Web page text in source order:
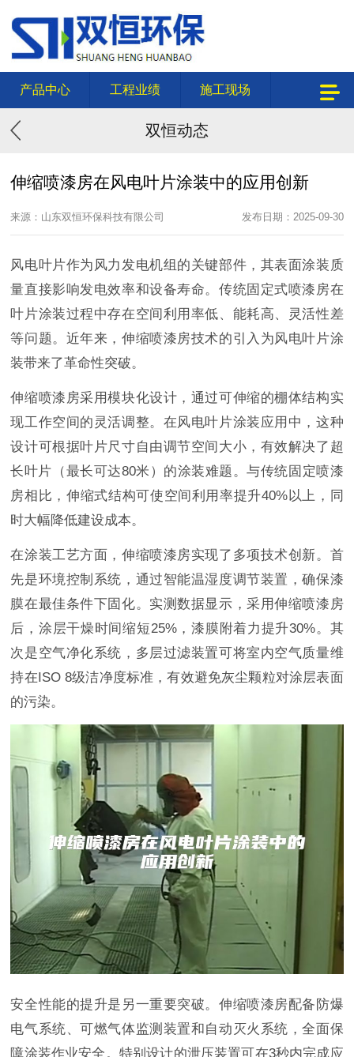
产品中心 工程业绩 施工现场
双恒动态
伸缩喷漆房在风电叶片涂装中的应用创新
来源：山东双恒环保科技有限公司 发布日期：2025-09-30
风电叶片作为风力发电机组的关键部件，其表面涂装质
量直接影响发电效率和设备寿命。传统固定式喷漆房在
叶片涂装过程中存在空间利用率低、能耗高、灵活性差
等问题。近年来，伸缩喷漆房技术的引入为风电叶片涂
装带来了革命性突破。
伸缩喷漆房采用模块化设计，通过可伸缩的棚体结构实
现工作空间的灵活调整。在风电叶片涂装应用中，这种
设计可根据叶片尺寸自由调节空间大小，有效解决了超
长叶片（最长可达80米）的涂装难题。与传统固定喷漆
房相比，伸缩式结构可使空间利用率提升40%以上，同
时大幅降低建设成本。
在涂装工艺方面，伸缩喷漆房实现了多项技术创新。首
先是环境控制系统，通过智能温湿度调节装置，确保漆
膜在最佳条件下固化。实测数据显示，采用伸缩喷漆房
后，涂层干燥时间缩短25%，漆膜附着力提升30%。其
次是空气净化系统，多层过滤装置可将室内空气质量维
持在ISO 8级洁净度标准，有效避免灰尘颗粒对涂层表面
的污染。
安全性能的提升是另一重要突破。伸缩喷漆房配备防爆
电气系统、可燃气体监测装置和自动灭火系统，全面保
障涂装作业安全。特别设计的泄压装置可在3秒内完成应